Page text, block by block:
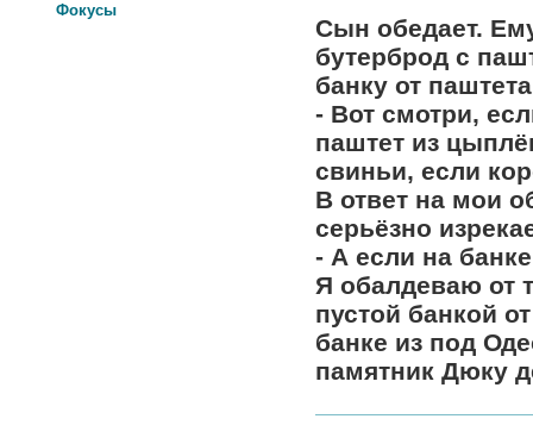
Фокусы
Сын обедает.
бутерброд с
банку от
- Вот смотри,
паштет из
свиньи, если
В ответ на мои
серьёзно
- А если на
Я обалдеваю от
пустой банкой
банке из под
памятник Дюку